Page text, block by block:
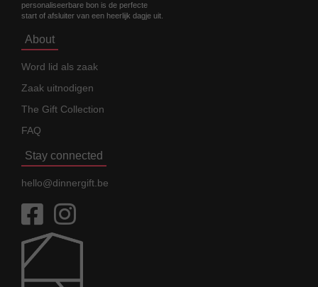
personaliseerbare bon is de perfecte
start of afsluiter van een heerlijk dagje uit.
About
Word lid als zaak
Zaak uitnodigen
The Gift Collection
FAQ
Stay connected
hello@dinnergift.be